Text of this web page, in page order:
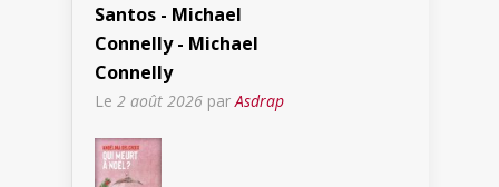
Santos - Michael
Connelly - Michael
Connelly
Le 2 août 2026 parAsdrap